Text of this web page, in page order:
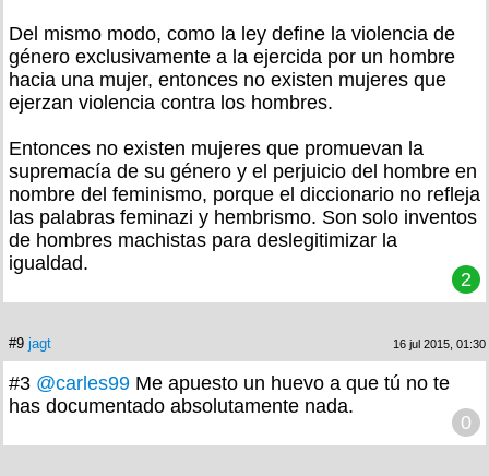
Del mismo modo, como la ley define la violencia de
género exclusivamente a la ejercida por un hombre
hacia una mujer, entonces no existen mujeres que
ejerzan violencia contra los hombres.
Entonces no existen mujeres que promuevan la
supremacía de su género y el perjuicio del hombre en
nombre del feminismo, porque el diccionario no refleja
las palabras feminazi y hembrismo. Son solo inventos
de hombres machistas para deslegitimizar la
igualdad.
2
#9 jagt 16 jul 2015, 01:30
#3 @carles99 Me apuesto un huevo a que tú no te
has documentado absolutamente nada.
0